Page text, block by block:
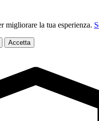
migliorare la tua esperienza.
Accetta